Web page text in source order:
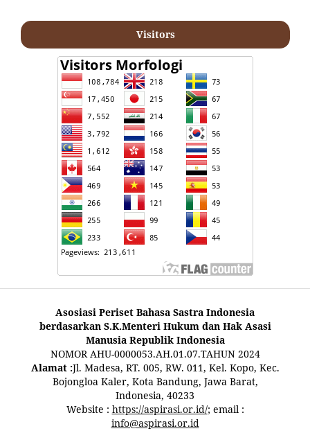
Visitors
Asosiasi Periset Bahasa Sastra Indonesia
berdasarkan S.K.Menteri Hukum dan Hak Asasi
Manusia Republik Indonesia
NOMOR AHU-0000053.AH.01.07.TAHUN 2024
Alamat :Jl. Madesa, RT. 005, RW. 011, Kel. Kopo, Kec.
Bojongloa Kaler, Kota Bandung, Jawa Barat,
Indonesia, 40233
Website : https://aspirasi.or.id/; email :
info@aspirasi.or.id